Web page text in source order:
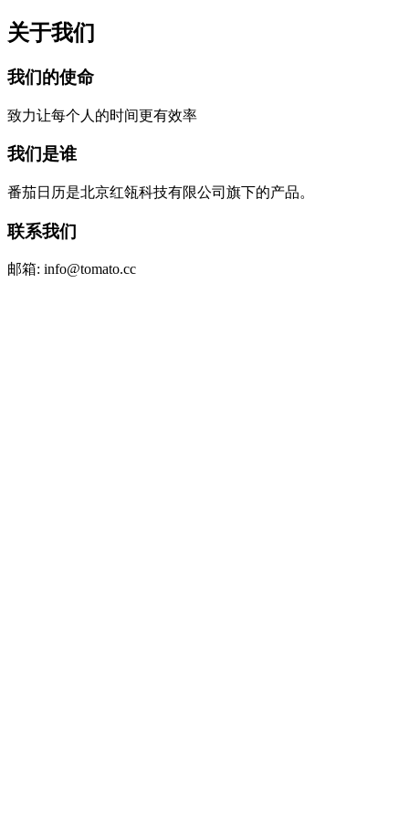
关于我们
我们的使命
致力让每个人的时间更有效率
我们是谁
番茄日历是北京红瓴科技有限公司旗下的产品。
联系我们
邮箱: info@tomato.cc